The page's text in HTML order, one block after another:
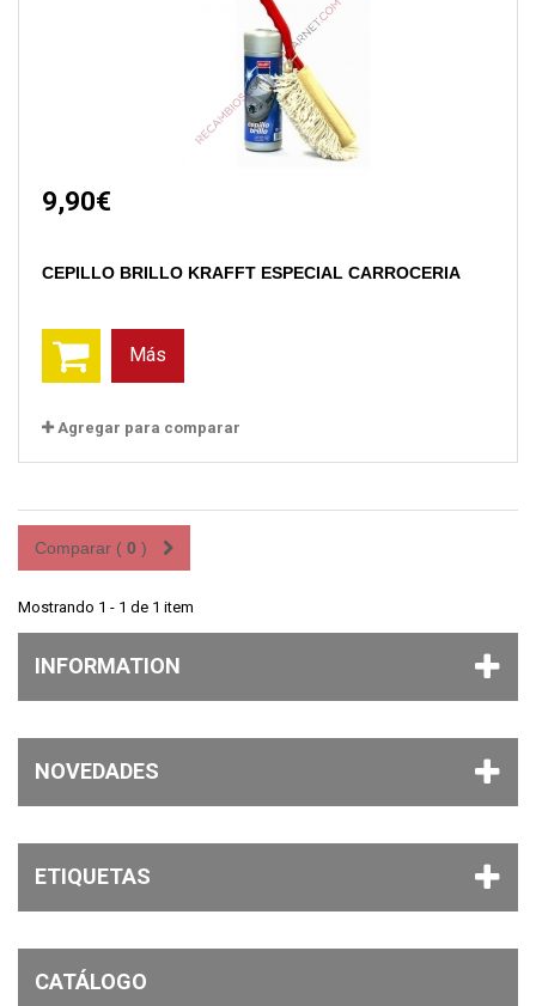
9,90€
CEPILLO BRILLO KRAFFT ESPECIAL CARROCERIA
Más
Agregar para comparar
Comparar ( 0 )
Mostrando 1 - 1 de 1 item
INFORMATION
NOVEDADES
ETIQUETAS
CATÁLOGO